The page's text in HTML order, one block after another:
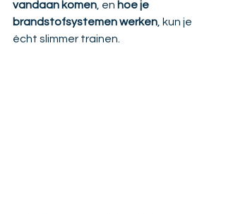
vandaan komen , en hoe je
brandstofsystemen werken , kun je
écht slimmer trainen.